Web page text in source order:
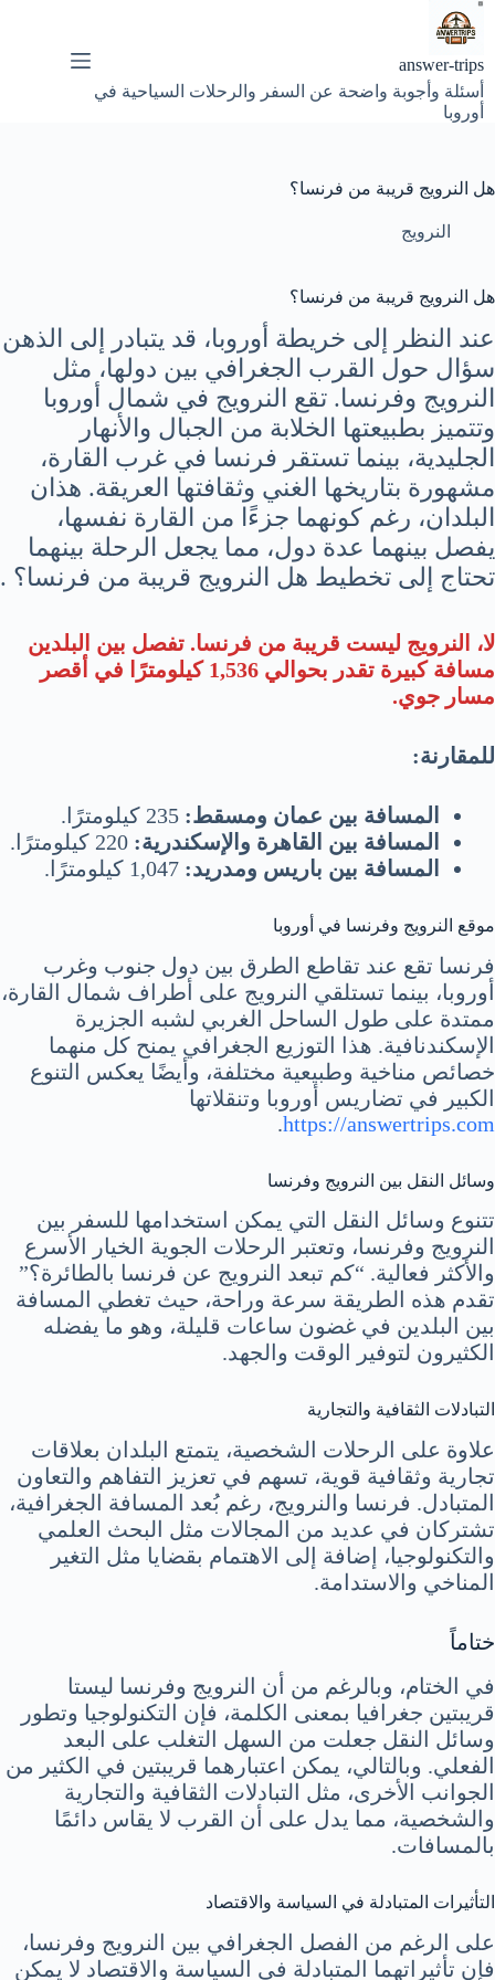
التجاوز
إلى
answer-trips
أسئلة وأجوبة واضحة عن السفر والرحلات السياحية في
أوروبا
هل النرويج قريبة من فرنسا؟
النرويج
هل النرويج قريبة من فرنسا؟
عند النظر إلى خريطة أوروبا، قد يتبادر إلى الذهن
سؤال حول القرب الجغرافي بين دولها، مثل
النرويج وفرنسا. تقع النرويج في شمال أوروبا
وتتميز بطبيعتها الخلابة من الجبال والأنهار
الجليدية، بينما تستقر فرنسا في غرب القارة،
مشهورة بتاريخها الغني وثقافتها العريقة. هذان
البلدان، رغم كونهما جزءًا من القارة نفسها،
يفصل بينهما عدة دول، مما يجعل الرحلة بينهما
تحتاج إلى تخطيط هل النرويج قريبة من فرنسا؟ .
لا، النرويج ليست قريبة من فرنسا. تفصل بين البلدين
مسافة كبيرة تقدر بحوالي 1,536 كيلومترًا في أقصر
مسار جوي.
للمقارنة:
المسافة بين عمان ومسقط:
المسافة بين القاهرة والإسكندرية:
المسافة بين باريس ومدريد:
موقع النرويج وفرنسا في أوروبا
فرنسا تقع عند تقاطع الطرق بين دول جنوب وغرب
أوروبا، بينما تستلقي النرويج على أطراف شمال القارة،
ممتدة على طول الساحل الغربي لشبه الجزيرة
الإسكندنافية. هذا التوزيع الجغرافي يمنح كل منهما
خصائص مناخية وطبيعية مختلفة، وأيضًا يعكس التنوع
الكبير في تضاريس أوروبا وتنقلاتها
https://answertrips.com
.
وسائل النقل بين النرويج وفرنسا
تتنوع وسائل النقل التي يمكن استخدامها للسفر بين
النرويج وفرنسا، وتعتبر الرحلات الجوية الخيار الأسرع
والأكثر فعالية. “كم تبعد النرويج عن فرنسا بالطائرة؟”
تقدم هذه الطريقة سرعة وراحة، حيث تغطي المسافة
بين البلدين في غضون ساعات قليلة، وهو ما يفضله
الكثيرون لتوفير الوقت والجهد.
التبادلات الثقافية والتجارية
علاوة على الرحلات الشخصية، يتمتع البلدان بعلاقات
تجارية وثقافية قوية، تسهم في تعزيز التفاهم والتعاون
المتبادل. فرنسا والنرويج، رغم بُعد المسافة الجغرافية،
تشتركان في عديد من المجالات مثل البحث العلمي
والتكنولوجيا، إضافة إلى الاهتمام بقضايا مثل التغير
المناخي والاستدامة.
ختاماً
في الختام، وبالرغم من أن النرويج وفرنسا ليستا
قريبتين جغرافيا بمعنى الكلمة، فإن التكنولوجيا وتطور
وسائل النقل جعلت من السهل التغلب على البعد
الفعلي. وبالتالي، يمكن اعتبارهما قريبتين في الكثير من
الجوانب الأخرى، مثل التبادلات الثقافية والتجارية
والشخصية، مما يدل على أن القرب لا يقاس دائمًا
بالمسافات.
التأثيرات المتبادلة في السياسة والاقتصاد
على الرغم من الفصل الجغرافي بين النرويج وفرنسا،
فإن تأثيراتهما المتبادلة في السياسة والاقتصاد لا يمكن